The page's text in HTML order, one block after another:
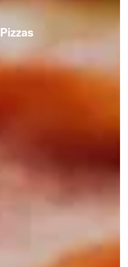
Pizzas